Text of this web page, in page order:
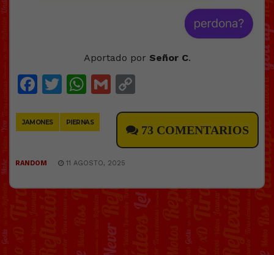
Aportado por Señor C.
Facebook
Twitter
WhatsApp
Gmail
JAMONES PIERNAS
73 COMENTARIOS
RANDOM 11 AGOSTO, 2025